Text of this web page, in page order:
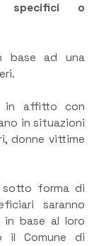
specifici o
base ad una
in affitto con
in situazioni
donne vittime
sotto forma di
saranno
base al loro
il Comune di